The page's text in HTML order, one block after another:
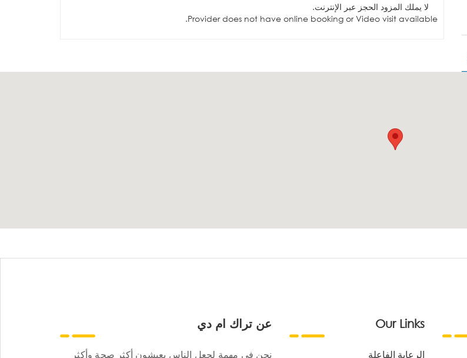
لا يملك المزود الحجز عبر الإنترنت.
Provider does not have online booking or Video visit available.
عن تراك ام دي
نحن في مهمة لجعل الناس يعيشون أكثر صحة وأكثر
Our Links
الرعاية الفاعلة